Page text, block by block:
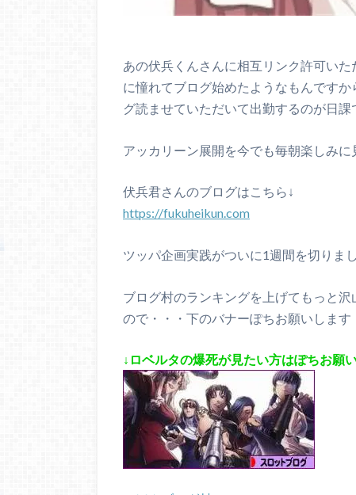
あの伏兵くんさんに相互リンク許可い
に憧れてブログ始めたようなもんです
グ読ませていただいて出勤するのが日
アッカリーン展開を今でも毎朝楽しみ
伏兵君さんのブログはこちら↓
https://fukuheikun.com
ツッパ企画実践がついに1週間を切りま
ブログ村のランキングを上げてもっと
ので・・・下のバナーぽちお願いします
↓ロベルタの爆死が見たい方はぽちお願